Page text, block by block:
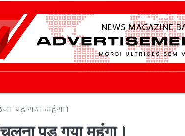
पड़ गया महंगा।
पड़ गया महंगा।